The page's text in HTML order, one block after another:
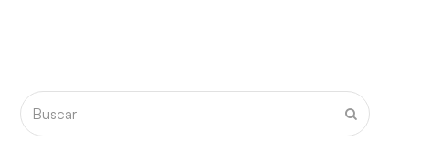
Buscar
Enviar